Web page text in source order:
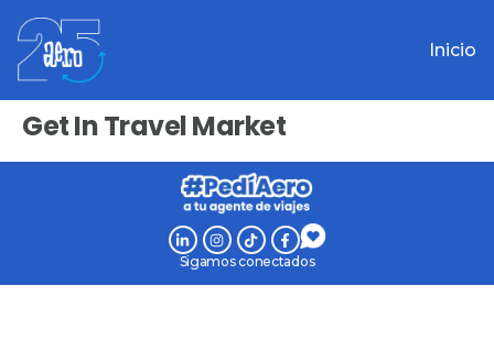
Inicio
Get In Travel Market
Sigamos conectados